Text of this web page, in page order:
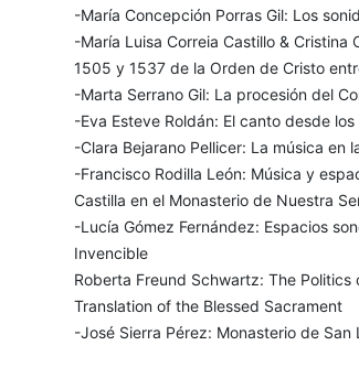
-María Concepción Porras Gil: Los
-María Luisa Correia Castillo &
1505 y 1537 de la Orden de Cristo
-Marta Serrano Gil: La procesión del
-Eva Esteve Roldán: El canto desde
-Clara Bejarano Pellicer: La música en
-Francisco Rodilla León: Música y
Castilla en el Monasterio de Nuestra
-Lucía Gómez Fernández: Espacios
Invencible
Roberta Freund Schwartz: The
Translation of the Blessed Sacrament
-José Sierra Pérez: Monasterio de